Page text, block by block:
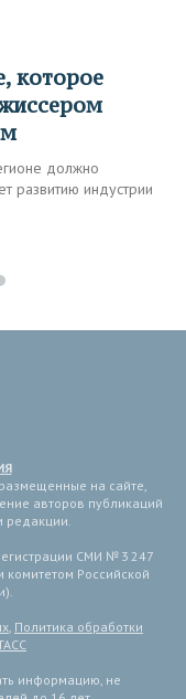
должно
развитию индустрии
на сайте,
авторов публикаций
редакции.
СМИ № 3 247
комитетом Российской
, Политика обработки
информацию, не